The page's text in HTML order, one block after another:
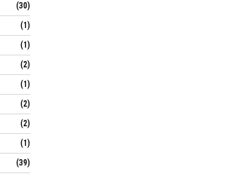
(30)
(1)
(1)
(2)
(1)
(2)
(2)
(1)
(39)